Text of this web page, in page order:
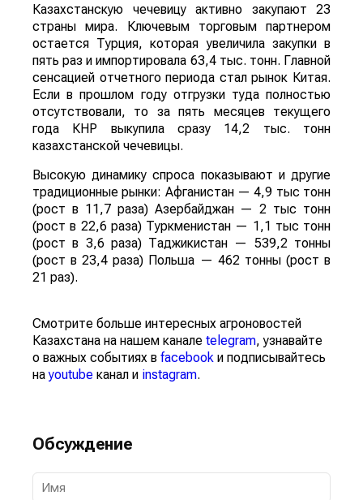
Казахстанскую чечевицу активно закупают 23
страны мира. Ключевым торговым партнером
остается Турция, которая увеличила закупки в
пять раз и импортировала 63,4 тыс. тонн. Главной
сенсацией отчетного периода стал рынок Китая.
Если в прошлом году отгрузки туда полностью
отсутствовали, то за пять месяцев текущего
года КНР выкупила сразу 14,2 тыс. тонн
казахстанской чечевицы.
Высокую динамику спроса показывают и другие
традиционные рынки: Афганистан — 4,9 тыс тонн
(рост в 11,7 раза) Азербайджан — 2 тыс тонн
(рост в 22,6 раза) Туркменистан — 1,1 тыс тонн
(рост в 3,6 раза) Таджикистан — 539,2 тонны
(рост в 23,4 раза) Польша — 462 тонны (рост в
21 раз).
Смотрите больше интересных агроновостей
Казахстана на нашем канале telegram, узнавайте
о важных событиях в facebook и подписывайтесь
наyoutube канал и instagram.
Обсуждение